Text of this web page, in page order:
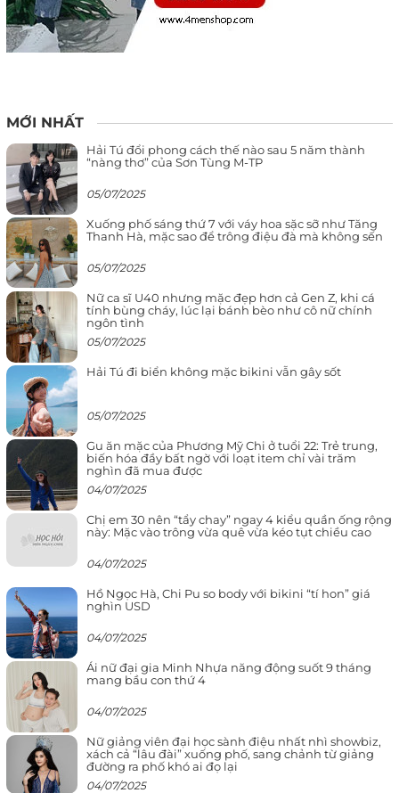
MỚI NHẤT
Hải Tú đổi phong cách thế nào sau 5 năm thành
“nàng thơ” của Sơn Tùng M-TP
05/07/2025
Xuống phố sáng thứ 7 với váy hoa sặc sỡ như Tăng
Thanh Hà, mặc sao để trông điệu đà mà không sến
05/07/2025
Nữ ca sĩ U40 nhưng mặc đẹp hơn cả Gen Z, khi cá
tính bùng cháy, lúc lại bánh bèo như cô nữ chính
ngôn tình
05/07/2025
Hải Tú đi biển không mặc bikini vẫn gây sốt
05/07/2025
Gu ăn mặc của Phương Mỹ Chi ở tuổi 22: Trẻ trung,
biến hóa đầy bất ngờ với loạt item chỉ vài trăm
nghìn đã mua được
04/07/2025
Chị em 30 nên “tẩy chay” ngay 4 kiểu quần ống rộng
này: Mặc vào trông vừa quê vừa kéo tụt chiều cao
04/07/2025
Hồ Ngọc Hà, Chi Pu so body với bikini “tí hon” giá
nghìn USD
04/07/2025
Ái nữ đại gia Minh Nhựa năng động suốt 9 tháng
mang bầu con thứ 4
04/07/2025
Nữ giảng viên đại học sành điệu nhất nhì showbiz,
xách cả “lâu đài” xuống phố, sang chảnh từ giảng
đường ra phố khó ai đọ lại
04/07/2025